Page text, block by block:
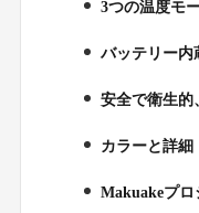
3.
3つの温度モ
4.
バッテリー内
5.
安全で衛生的
6.
カラーと詳細
7.
Makuakeプロ